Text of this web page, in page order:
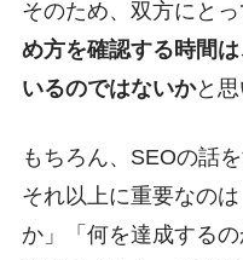
そのため、双方にとっ
め方を確認する時間
いるのではないかと思
もちろん、SEOの話
それ以上に重要なの
か」「何を達成する